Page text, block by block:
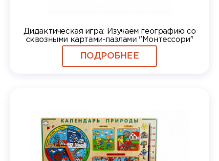
Дидактическая игра: Изучаем географию со
сквозными картами-пазлами "Монтессори"
ПОДРОБНЕЕ